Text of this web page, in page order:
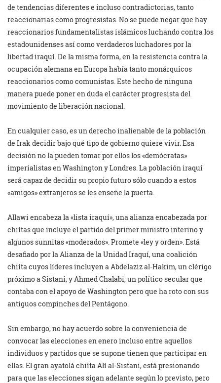
de tendencias diferentes e incluso contradictorias, tanto
reaccionarias como progresistas. No se puede negar que hay
reaccionarios fundamentalistas islámicos luchando contra los
estadounidenses así como verdaderos luchadores por la
libertad iraquí. De la misma forma, en la resistencia contra la
ocupación alemana en Europa había tanto monárquicos
reaccionarios como comunistas. Este hecho de ninguna
manera puede poner en duda el carácter progresista del
movimiento de liberación nacional.
En cualquier caso, es un derecho inalienable de la población
de Irak decidir bajo qué tipo de gobierno quiere vivir. Esa
decisión no la pueden tomar por ellos los «demócratas»
imperialistas en Washington y Londres. La población iraquí
será capaz de decidir su propio futuro sólo cuando a estos
«amigos» extranjeros se les enseñe la puerta.
Allawi encabeza la «lista iraquí», una alianza encabezada por
chiítas que incluye el partido del primer ministro interino y
algunos sunnitas «moderados». Promete «ley y orden». Está
desafiado por la Alianza de la Unidad Iraquí, una coalición
chiíta cuyos líderes incluyen a Abdelaziz al-Hakim, un clérigo
próximo a Sistani, y Ahmed Chalabi, un político secular que
contaba con el apoyo de Washington pero que ha roto con sus
antiguos compinches del Pentágono.
Sin embargo, no hay acuerdo sobre la conveniencia de
convocar las elecciones en enero incluso entre aquellos
individuos y partidos que se supone tienen que participar en
ellas. El gran ayatolá chiíta Alí al-Sistani, está presionando
para que las elecciones sigan adelante según lo previsto, pero